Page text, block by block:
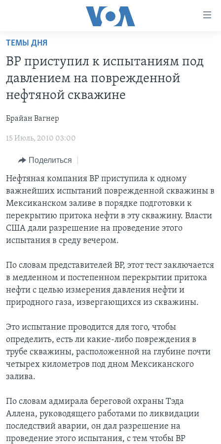
Перейти
основной
контент
Перейти
основной
навигации
Перейти
поиск
ПРОГРАММЫ
АМЕРИКА
ПОЧЕМУ ЭТО ВАЖНО?
ДИСКУССИЯ VOA
ДЕТАЛИ
НЬЮ-ЙОРК NEW YORK
АМЕРИКА. БОЛЬШОЕ ПУТЕШЕСТВИЕ
ПРОЕКТЫ
НАША АМЕРИКАНСКАЯ ИСТОРИЯ
А КАК В АМЕРИКЕ?
АРТЕФАКТЫ
АМЕРИКАНСКИЕ ГОРОДКИ
ТЕСТЫ
ИНТЕРВЬЮ
ФАКТЫ ПРОТИВ ФЕЙКОВ
ЗА СВОБОДУ ПРЕССЫ
УЧИМ АНГЛИЙСКИЙ
ВИДЕО
ПОДПИСКА НА НОВОСТИ
Learning English
СОЦИАЛЬНЫЕ СЕТИ
ТЕМЫ ДНЯ
ВР приступил к испытаниям под
давлением на поврежденной
нефтяной скважине
Брайан Вагнер
15 Июль, 2010 03:00
Поделиться
Нефтяная компания BР приступила к одному
важнейших испытаний поврежденной скважины в
Мексиканском заливе в порядке подготовки к
перекрытию притока нефти в эту скважину. Власти
США дали разрешение на проведение этого
испытания в среду вечером.
По словам представителей ВР, этот тест заключается
в медленном и постепенном перекрытии притока
нефти с целью измерения давления нефти и
природного газа, извергающихся из скважины.
Это испытание проводится для того, чтобы
определить, есть ли какие-либо повреждения в
трубе скважины, расположенной на глубине почти
четырех километров под дном Мексиканского
залива.
По словам адмирала береговой охраны Тэда
Аллена, руководящего работами по ликвидации
последствий аварии, он дал разрешение на
проведение этого испытания, с тем чтобы ВР